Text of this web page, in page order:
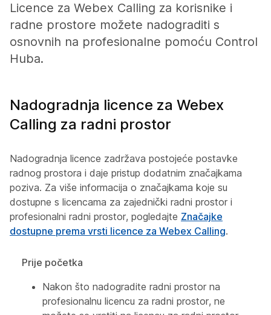
Licence za Webex Calling za korisnike i
radne prostore možete nadograditi s
osnovnih na profesionalne pomoću Control
Huba.
Nadogradnja licence za Webex
Calling za radni prostor
Nadogradnja licence zadržava postojeće postavke
radnog prostora i daje pristup dodatnim značajkama
poziva. Za više informacija o značajkama koje su
dostupne s licencama za zajednički radni prostor i
profesionalni radni prostor, pogledajte Značajke
dostupne prema vrsti licence za Webex Calling.
Prije početka
Nakon što nadogradite radni prostor na
profesionalnu licencu za radni prostor, ne